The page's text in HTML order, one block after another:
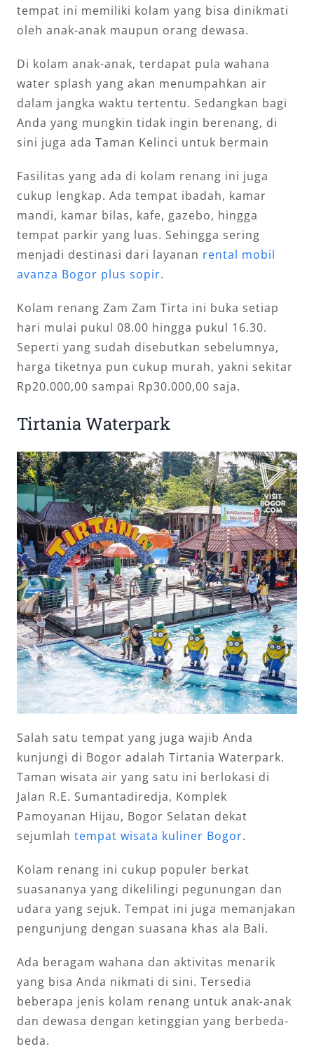
tempat ini memiliki kolam yang bisa dinikmati
oleh anak-anak maupun orang dewasa.
Di kolam anak-anak, terdapat pula wahana
water splash yang akan menumpahkan air
dalam jangka waktu tertentu. Sedangkan bagi
Anda yang mungkin tidak ingin berenang, di
sini juga ada Taman Kelinci untuk bermain
Fasilitas yang ada di kolam renang ini juga
cukup lengkap. Ada tempat ibadah, kamar
mandi, kamar bilas, kafe, gazebo, hingga
tempat parkir yang luas. Sehingga sering
menjadi destinasi dari layanan rental mobil
avanza Bogor plus sopir.
Kolam renang Zam Zam Tirta ini buka setiap
hari mulai pukul 08.00 hingga pukul 16.30.
Seperti yang sudah disebutkan sebelumnya,
harga tiketnya pun cukup murah, yakni sekitar
Rp20.000,00 sampai Rp30.000,00 saja.
Tirtania Waterpark
Salah satu tempat yang juga wajib Anda
kunjungi di Bogor adalah Tirtania Waterpark.
Taman wisata air yang satu ini berlokasi di
Jalan R.E. Sumantadiredja, Komplek
Pamoyanan Hijau, Bogor Selatan dekat
sejumlah tempat wisata kuliner Bogor.
Kolam renang ini cukup populer berkat
suasananya yang dikelilingi pegunungan dan
udara yang sejuk. Tempat ini juga memanjakan
pengunjung dengan suasana khas ala Bali.
Ada beragam wahana dan aktivitas menarik
yang bisa Anda nikmati di sini. Tersedia
beberapa jenis kolam renang untuk anak-anak
dan dewasa dengan ketinggian yang berbeda-
beda.